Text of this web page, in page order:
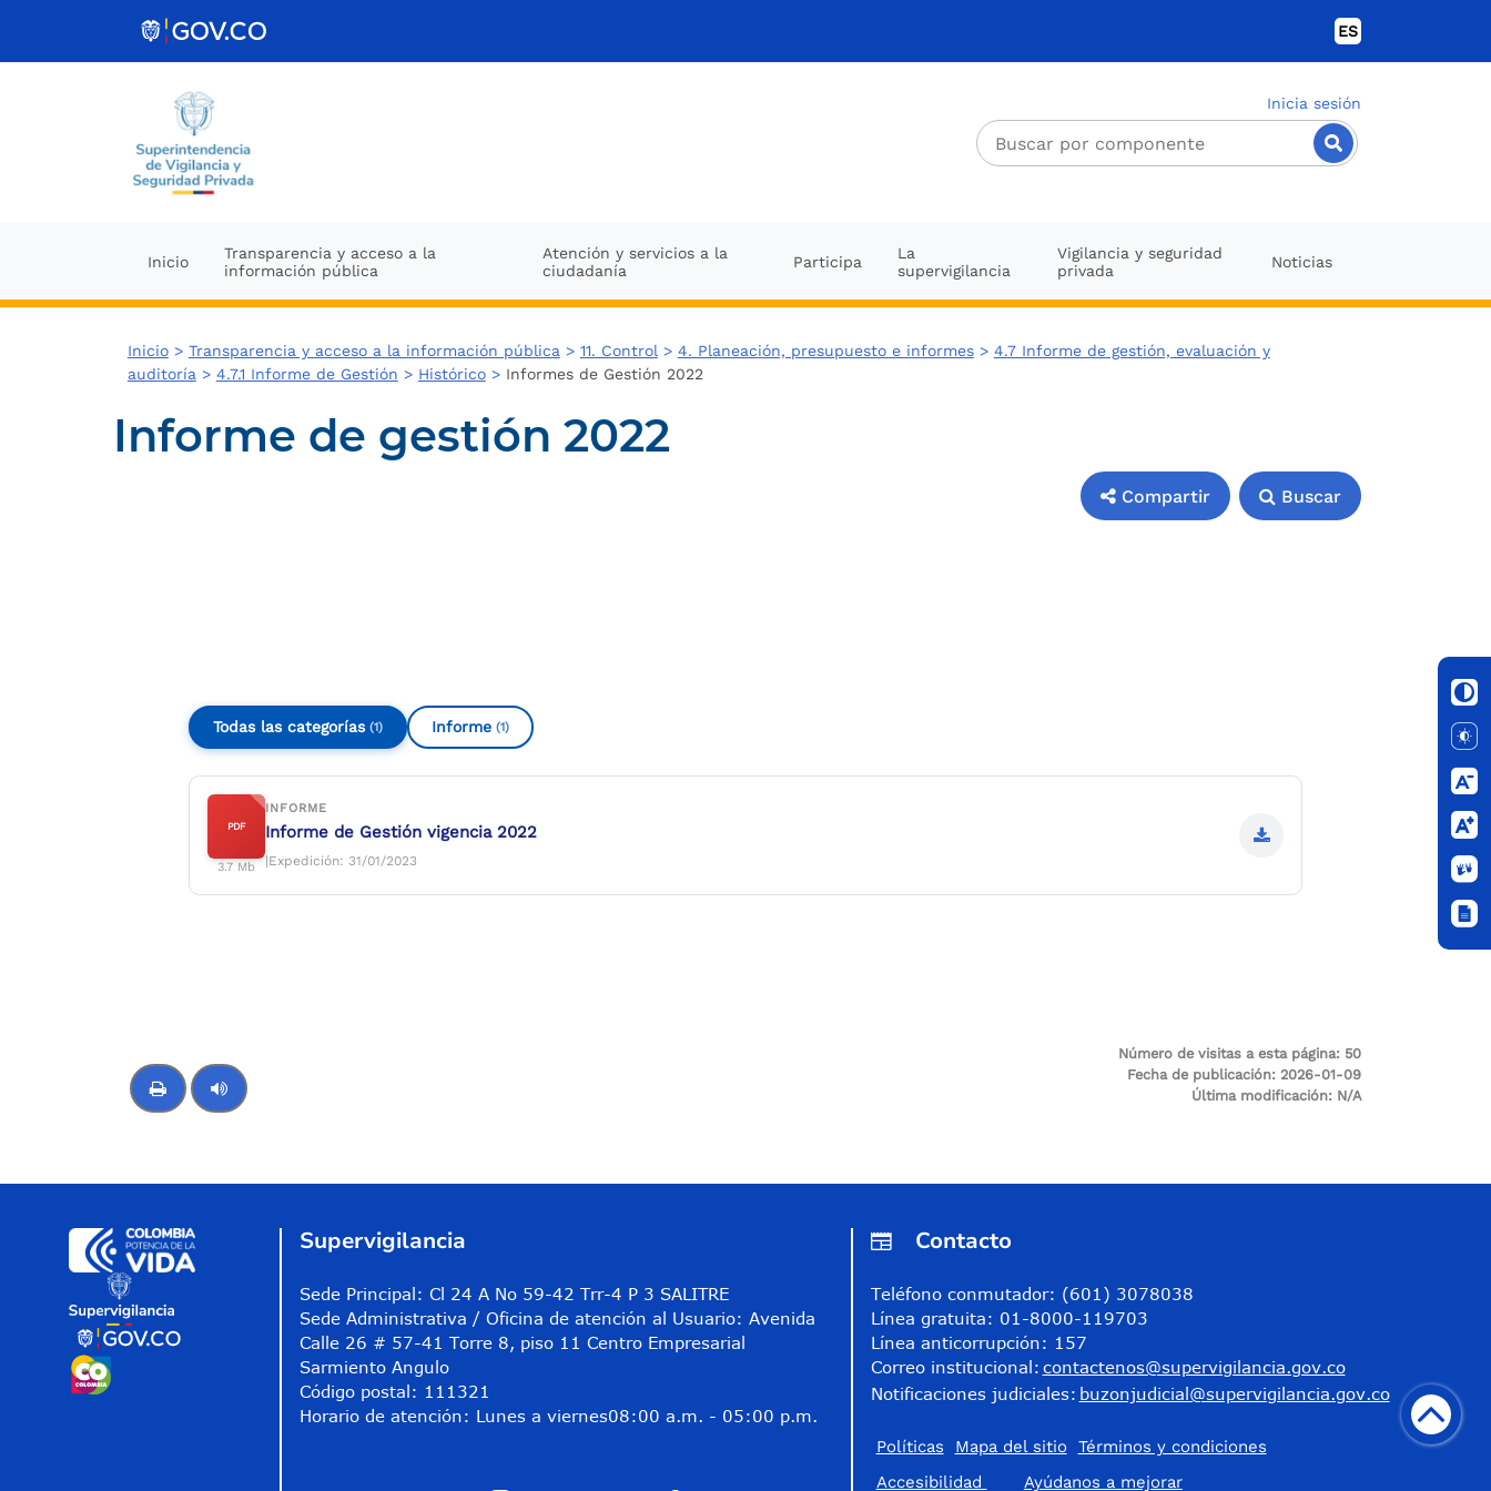
ES
Inicia sesión
Inicio
Transparencia y acceso a la
información pública
Atención y servicios a la
ciudadanía
Participa
La
supervigilancia
Vigilancia y seguridad
privada
Noticias
Inicio> Transparencia y acceso a la información pública > 11. Control > 4. Planeación, presupuesto e informes> 4.7 Informe de gestión, evaluación y
auditoría > 4.7.1 Informe de Gestión > Histórico> Informes de Gestión 2022
Informe de gestión 2022
Compartir Buscar
Todas las categorías (1) Informe (1)
PDF
3.7 Mb
INFORME
Informe de Gestión vigencia 2022
|Expedición: 31/01/2023
Número de visitas a esta página: 50
Fecha de publicación: 2026-01-09
Última modificación: N/A
Supervigilancia
Sede Principal: Cl 24 A No 59-42 Trr-4 P 3 SALITRE
Sede Administrativa / Oficina de atención al Usuario: Avenida
Calle 26 # 57-41 Torre 8, piso 11 Centro Empresarial
Sarmiento Angulo
Código postal: 111321
Horario de atención: Lunes a viernes08:00 a.m. - 05:00 p.m.
Contacto
Teléfono conmutador: (601) 3078038
Línea gratuita: 01-8000-119703
Línea anticorrupción: 157
Correo institucional: contactenos@supervigilancia.gov.co
Notificaciones judiciales: buzonjudicial@supervigilancia.gov.co
Políticas Mapa del sitio
Términos y condiciones
Accesibilidad
​Ayúdanos a mejorar